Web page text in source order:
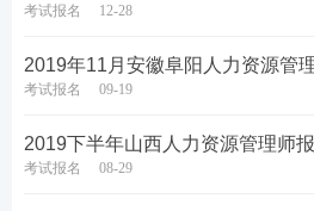
考试报名 12-28
2019年11月安徽阜阳人力资源管
考试报名 09-19
2019下半年山西人力资源管理师
考试报名 08-29